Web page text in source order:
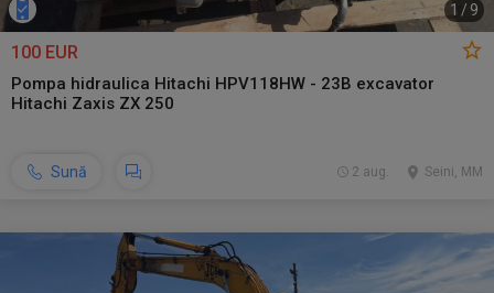
1 / 9
100 EUR
Pompa hidraulica Hitachi HPV118HW - 23B excavator
Hitachi Zaxis ZX 250
Sună Seini, MM
2 aug.